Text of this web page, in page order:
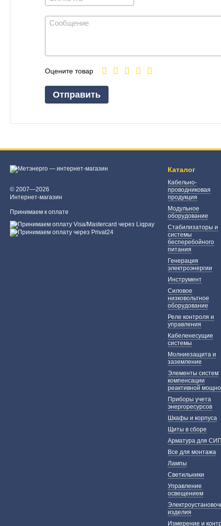
Оцените товар
Отправить
© 2007—2026
Интернет-магазин
Принимаем к оплате
Каталог
Кабельно-
проводниковая
продукция
Модульное
оборудование
Стабилизаторы и
системы
бесперебойного
питания
Генерация
электроэнергии
Инструмент
Силовое
низковольтное
оборудование
Реле контроля и
управления
Кабеленесущие
системы
Молниезащита и
заземление
Элементы систем
компенсации
реактивной
Приборы учета
энергоресурсов
Шкафы и корпуса
Щиты в сборе
Арматура для
Все для монтажа
Лампы
Светильники
Управление
освещением
изделия
Измерение и